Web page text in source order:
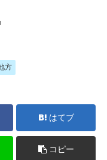
方
はてブ
コピー